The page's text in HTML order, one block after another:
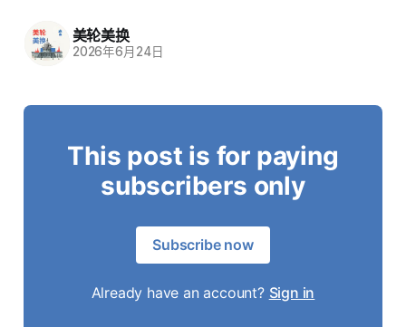
美轮美换
2026年6月24日
This post is for paying
subscribers only
Subscribe now
Already have an account? Sign in